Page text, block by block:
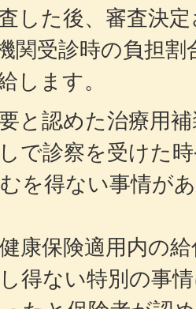
した後、審査決
関受診時の負担
します。
と認めた治療用
で診察を受けた
を得ない事情が
康保険適用内の
得ない特別の事